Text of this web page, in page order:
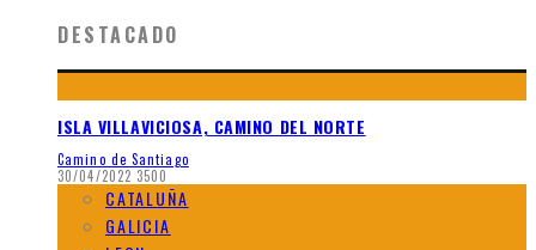
DESTACADO
ISLA VILLAVICIOSA, CAMINO DEL NORTE
Camino de Santiago
30/04/2022 3500
CATALUÑA
GALICIA